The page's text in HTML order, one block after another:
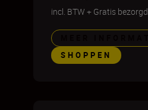
incl. BTW + Gratis bezorgd
SHOPPEN